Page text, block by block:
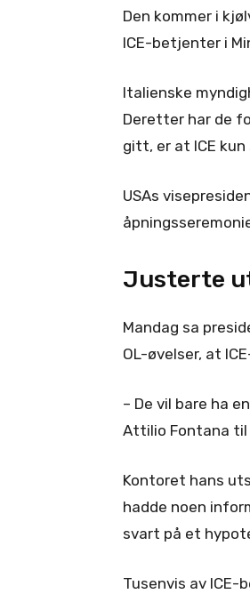
Den kommer i
ICE-betjenter i
Italienske
Deretter har de
gitt, er at ICE
USAs
Justerte
Mandag sa
OL-øvelser, at
– De vil bare ha
Attilio Fontana til
Kontoret hans
hadde noen
svart på et
Tusenvis av